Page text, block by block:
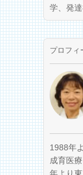
学、発達
プロフィ
1988年
成育医
年より